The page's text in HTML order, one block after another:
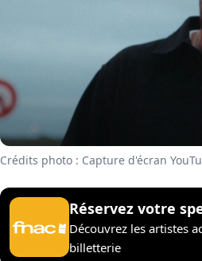
Crédits photo : Capture d'écran
Réservez votre
Découvrez les artistes
billetterie